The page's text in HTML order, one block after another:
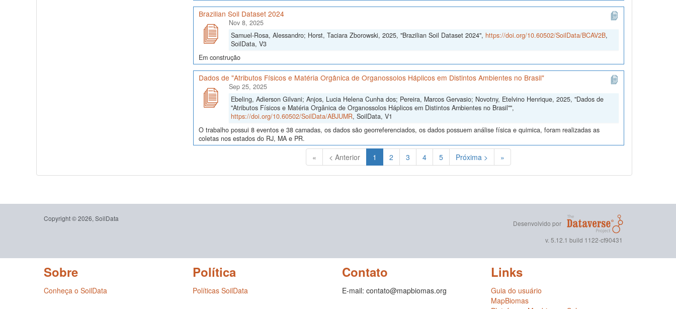
Brazilian Soil Dataset 2024
Nov 8, 2025
Samuel-Rosa, Alessandro; Horst, Taciara Zborowski, 2025, "Brazilian Soil Dataset 2024", https://doi.org/10.60502/SoilData/BCAV2B,
SoilData, V3
Em construção
Dados de "Atributos Físicos e Matéria Orgânica de Organossolos Háplicos em Distintos Ambientes no Brasil"
Sep 25, 2025
Ebeling, Adierson Gilvani; Anjos, Lucia Helena Cunha dos; Pereira, Marcos Gervasio; Novotny, Etelvino Henrique, 2025, "Dados de
"Atributos Físicos e Matéria Orgânica de Organossolos Háplicos em Distintos Ambientes no Brasil"",
https://doi.org/10.60502/SoilData/ABJUMR, SoilData, V1
O trabalho possui 8 eventos e 38 camadas, os dados são georreferenciados, os dados possuem análise física e quimica, foram realizadas as
coletas nos estados do RJ, MA e PR.
« < Anterior 1 (Atual)
2 3 4 5 Próxima > »
Copyright © 2026, SoilData
Desenvolvido por
v. 5.12.1 build 1122-cf90431
Sobre
Conheça o SoilData
Política
Políticas SoilData
Contato
E-mail: contato@mapbiomas.org
Links
Guia do usuário
MapBiomas